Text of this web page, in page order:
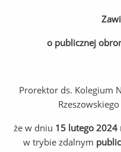
o publicznej
Prorektor ds. Kolegium
że w dniu 15 lutego 2024
w trybie zdalnym